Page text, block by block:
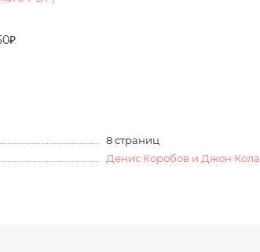
8 страниц
Денис Коробов и Джон Кола